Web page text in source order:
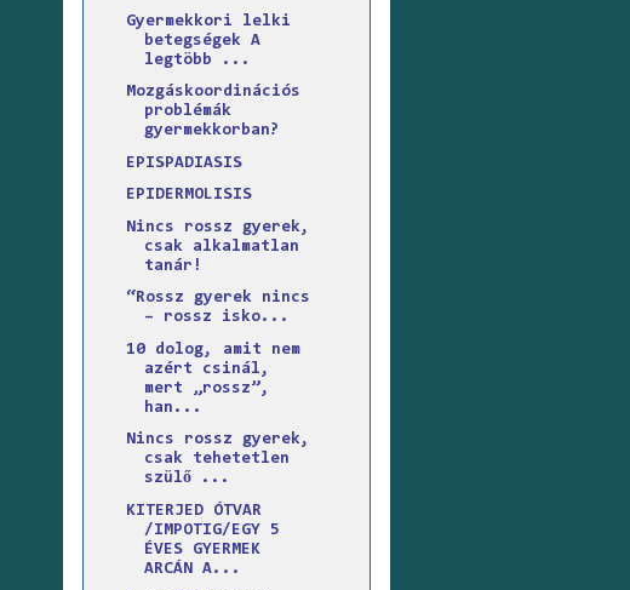
Gyermekkori lelki
betegségek A
legtöbb ...
Mozgáskoordinációs
problémák
gyermekkorban?
EPISPADIASIS
EPIDERMOLISIS
Nincs rossz gyerek,
csak alkalmatlan
tanár!
“Rossz gyerek nincs
– rossz isko...
10 dolog, amit nem
azért csinál,
mert „rossz”,
han...
Nincs rossz gyerek,
csak tehetetlen
szülő ...
KITERJED ÓTVAR
/IMPOTIG/EGY 5
ÉVES GYERMEK
ARCÁN A...